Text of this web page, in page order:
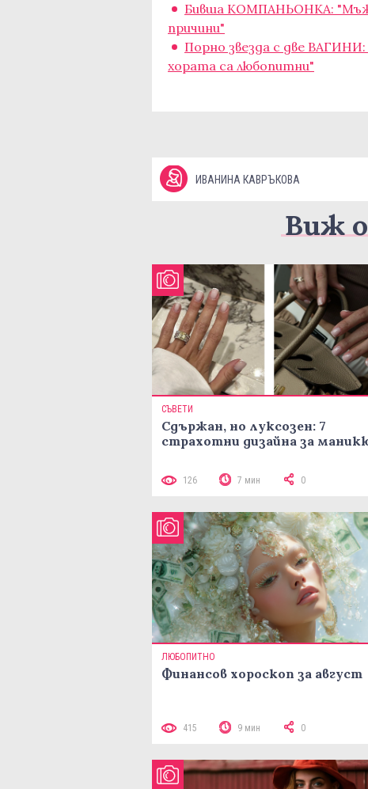
Бивша КОМПАНЬОНКА:
причини"
Порно звезда с две
хората са любопитни"
ИВАНИНА КАВРЪКОВА
Виж
СЪВЕТИ
Сдържан, но луксозен: 7
страхотни дизайна за
126 7 мин 0
ЛЮБОПИТНО
Финансов хороскоп за август
415 9 мин 0